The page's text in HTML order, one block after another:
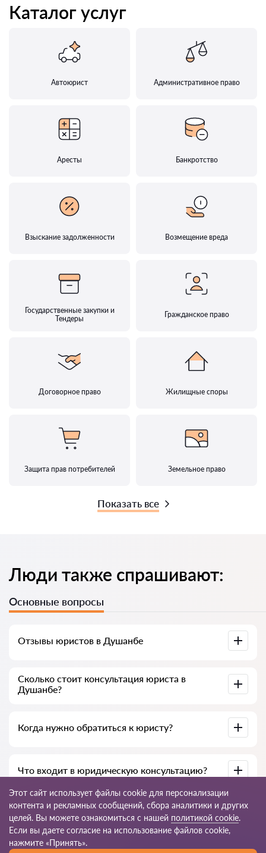
Каталог услуг
Автоюрист Административное право
Аресты Банкротство
Взыскание задолженности Возмещение вреда
Государственные закупки и
Тендеры
Гражданское право
Договорное право Жилищные споры
Защита прав потребителей Земельное право
Показать все
Люди также спрашивают:
Основные вопросы
Отзывы юристов в Душанбе
Advokat-tj.com — полезны для выбора специалиста.
Сколько стоит консультация юриста в
Душанбе?
темы вопроса.
Когда нужно обратиться к юристу?
жалобах или необходимости разъяснения закона.
Что входит в юридическую консультацию?
Анализ ситуации, разъяснение норм закона, варианты
решения, рекомендации и пошаговый план действий.
Этот сайт использует файлы cookie для персонализации
контента и рекламных сообщений, сбора аналитики и других
целей. Вы можете ознакомиться с нашей политикой cookie.
Если вы даете согласие на использование файлов cookie,
нажмите «Принять».